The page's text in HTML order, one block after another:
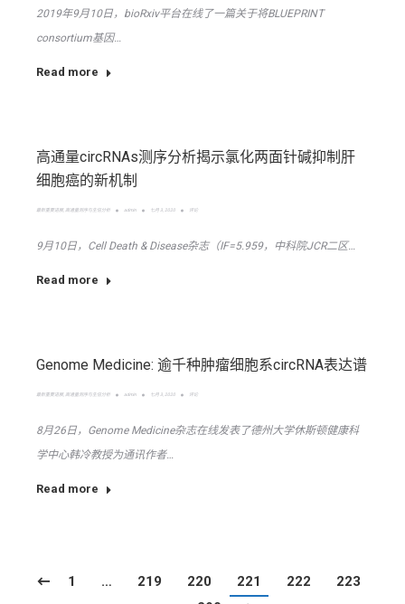
2019年9月10日，bioRxiv平台在线了一篇关于将BLUEPRINT
consortium基因…
Read more
高通量circRNAs测序分析揭示氯化两面针碱抑制肝
细胞癌的新机制
最新重要进展 高通量测序与生信分析 admin 七月 3, 2020 评论
9月10日，Cell Death & Disease杂志（IF=5.959，中科院JCR二区…
Read more
Genome Medicine: 逾千种肿瘤细胞系circRNA表达谱
最新重要进展 高通量测序与生信分析 admin 七月 3, 2020 评论
8月26日，Genome Medicine杂志在线发表了德州大学休斯顿健康科
学中心韩冷教授为通讯作者…
Read more
1 … 219 220 221 222
223